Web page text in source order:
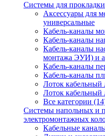
Системы для прокладки
Аксессуары для
универсальные
Кабель-каналы
Кабель-каналы
Кабель-каналы
монтажа ЭУИ) и
Кабель-каналы
Кабель-каналы
Лоток кабельный
Лоток кабельный
Все категории
Системы напольных и
электромонтажных
Кабельные